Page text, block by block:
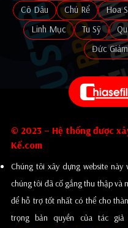
Cô Dâu
Chú Rể Hoa
Linh Mục
Tu Sỹ
Đức
© 2023 – Hệ thống được
Kế.com
Chúng tôi xây dựng website
chúng tôi đã cố gắng thu thập và
để hỗ trợ tốt nhất có thể cho
trọng bản quyền của tác